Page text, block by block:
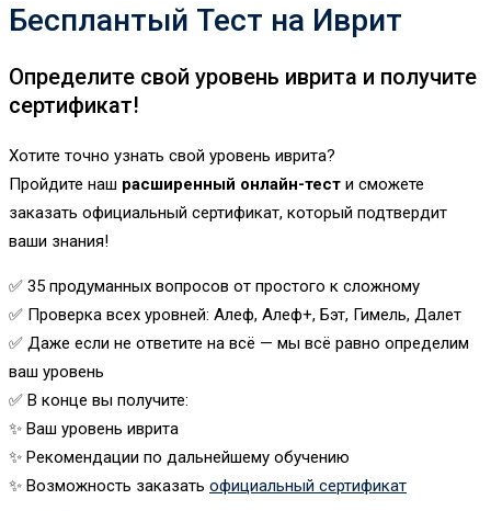
Бесплантый Тест на Иврит
Определите свой уровень иврита и получите
сертификат!
Хотите точно узнать свой уровень иврита?
Пройдите наш расширенный онлайн-тест и сможете
заказать официальный сертификат, который подтвердит
ваши знания!
✅ 35 продуманных вопросов от простого к сложному
✅ Проверка всех уровней: Алеф, Алеф+, Бэт, Гимель, Далет
✅ Даже если не ответите на всё — мы всё равно определим
ваш уровень
✅ В конце вы получите:
✨ Ваш уровень иврита
✨ Рекомендации по дальнейшему обучению
✨ Возможность заказать официальный сертификат